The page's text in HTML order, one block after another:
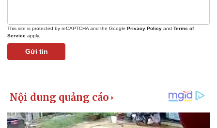
This site is protected by reCAPTCHA and the Google Privacy Policy and Terms of
Service apply.
Gửi tin